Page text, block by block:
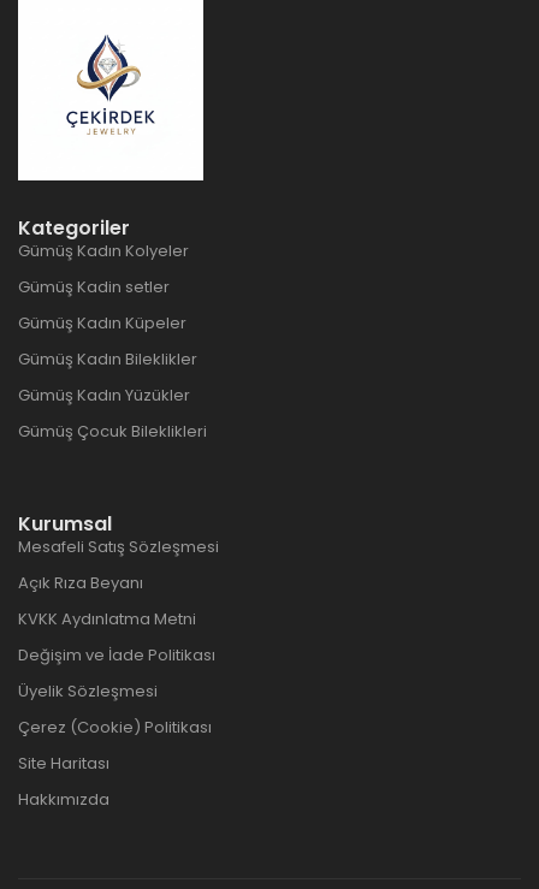
Kategoriler
Gümüş Kadın Kolyeler
Gümüş Kadin setler
Gümüş Kadın Küpeler
Gümüş Kadın Bileklikler
Gümüş Kadın Yüzükler
Gümüş Çocuk Bileklikleri
Kurumsal
Mesafeli Satış Sözleşmesi
Açık Rıza Beyanı
KVKK Aydınlatma Metni
Değişim ve İade Politikası
Üyelik Sözleşmesi
Çerez (Cookie) Politikası
Site Haritası
Hakkımızda